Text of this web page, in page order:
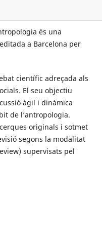
és una
a Barcelona per
científic adreçada als
El seu objectiu
àgil i dinàmica
de l’antropologia.
originals i sotmet
segons la modalitat
supervisats pel